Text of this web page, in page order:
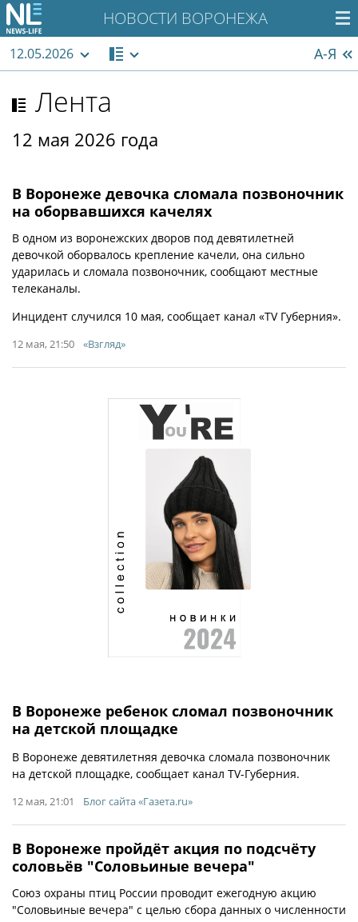
НОВОСТИ ВОРОНЕЖА
12.05.2026 А-Я
Лента
12 мая 2026 года
В Воронеже девочка сломала позвоночник
на оборвавшихся качелях
В одном из воронежских дворов под девятилетней
девочкой оборвалось крепление качели, она сильно
ударилась и сломала позвоночник, сообщают местные
телеканалы.
Инцидент случился 10 мая, сообщает канал «TV Губерния».
12 мая, 21:50 «Взгляд»
В Воронеже ребенок сломал позвоночник
на детской площадке
В Воронеже девятилетняя девочка сломала позвоночник
на детской площадке, сообщает канал TV-Губерния.
12 мая, 21:01 Блог сайта «Газета.ru»
В Воронеже пройдёт акция по подсчёту
соловьёв "Соловьиные вечера"
Союз охраны птиц России проводит ежегодную акцию
"Соловьиные вечера" с целью сбора данных о численности